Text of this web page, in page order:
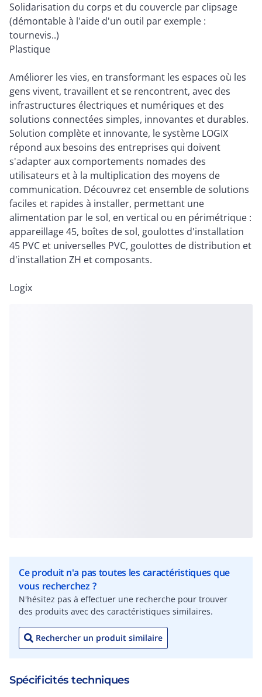
Solidarisation du corps et du couvercle par clipsage
(démontable à l'aide d'un outil par exemple :
tournevis..)
Plastique
Améliorer les vies, en transformant les espaces où les
gens vivent, travaillent et se rencontrent, avec des
infrastructures électriques et numériques et des
solutions connectées simples, innovantes et durables.
Solution complète et innovante, le système LOGIX
répond aux besoins des entreprises qui doivent
s'adapter aux comportements nomades des
utilisateurs et à la multiplication des moyens de
communication. Découvrez cet ensemble de solutions
faciles et rapides à installer, permettant une
alimentation par le sol, en vertical ou en périmétrique :
appareillage 45, boîtes de sol, goulottes d'installation
45 PVC et universelles PVC, goulottes de distribution et
d'installation ZH et composants.
Logix
Ce produit n'a pas toutes les caractéristiques que
vous recherchez ?
N'hésitez pas à effectuer une recherche pour trouver
des produits avec des caractéristiques similaires.
Rechercher un produit similaire
Spécificités techniques